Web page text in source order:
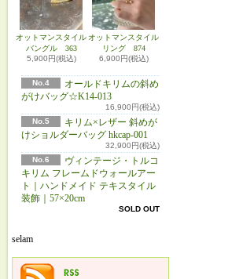
オットマンスタイル
バングル 363
5,900円(税込)
オットマンスタイル
リング 874
6,900円(税込)
No.4
オールドキリムの斜め
がけバッグ☆K14-013
16,900円(税込)
No.5
キリム×レザー 斜めが
けショルダーバッグ hkcap-001
32,900円(税込)
No.6
ヴィンテージ・トルコ
キリム フレームドウォールアー
ト｜ハンドメイド テキスタイル
装飾｜57×20cm
SOLD OUT
selam